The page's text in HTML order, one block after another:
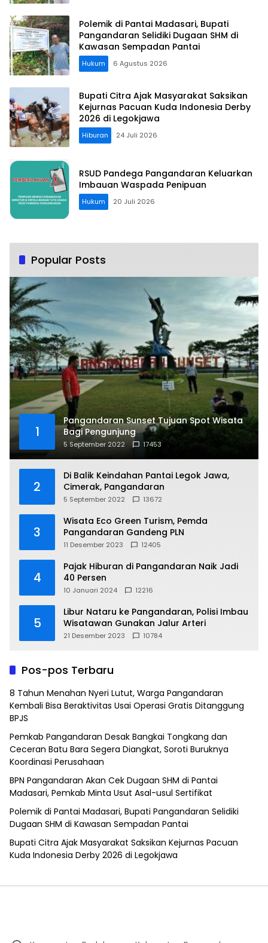
Polemik di Pantai Madasari, Bupati
Pangandaran Selidiki Dugaan SHM di
Kawasan Sempadan Pantai
Hukum 6 Agustus 2026
Bupati Citra Ajak Masyarakat Saksikan
Kejurnas Pacuan Kuda Indonesia Derby
2026 di Legokjawa
Hiburan 24 Juli 2026
RSUD Pandega Pangandaran Keluarkan
Imbauan Waspada Penipuan
Hukum 20 Juli 2026
Popular Posts
1
Pangandaran Sunset Tujuan Spot Wisata
Bagi Pengunjung
5 September 2022 17453
2
Di Balik Keindahan Pantai Legok Jawa,
Cimerak, Pangandaran
5 September 2022 13672
3
Wisata Eco Green Turism, Pemda
Pangandaran Gandeng PLN
11 Desember 2023 12405
4
Pajak Hiburan di Pangandaran Naik Jadi
40 Persen
10 Januari 2024 12216
5
Libur Nataru ke Pangandaran, Polisi Imbau
Wisatawan Gunakan Jalur Arteri
21 Desember 2023 10784
Pos-pos Terbaru
8 Tahun Menahan Nyeri Lutut, Warga Pangandaran
Kembali Bisa Beraktivitas Usai Operasi Gratis Ditanggung
BPJS
Pemkab Pangandaran Desak Bangkai Tongkang dan
Ceceran Batu Bara Segera Diangkat, Soroti Buruknya
Koordinasi Perusahaan
BPN Pangandaran Akan Cek Dugaan SHM di Pantai
Madasari, Pemkab Minta Usut Asal-usul Sertifikat
Polemik di Pantai Madasari, Bupati Pangandaran Selidiki
Dugaan SHM di Kawasan Sempadan Pantai
Bupati Citra Ajak Masyarakat Saksikan Kejurnas Pacuan
Kuda Indonesia Derby 2026 di Legokjawa